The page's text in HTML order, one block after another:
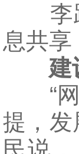
李跃
息共享
建设
“网
提，发